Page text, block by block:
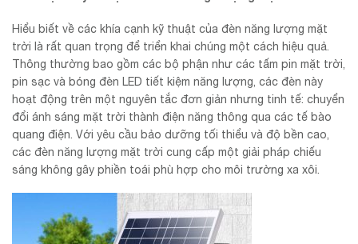
Hiểu biết về các khía cạnh kỹ thuật của đèn năng lượng mặt
trời là rất quan trọng để triển khai chúng một cách hiệu quả.
Thông thường bao gồm các bộ phận như các tấm pin mặt trời,
pin sạc và bóng đèn LED tiết kiệm năng lượng, các đèn này
hoạt động trên một nguyên tắc đơn giản nhưng tinh tế: chuyển
đổi ánh sáng mặt trời thành điện năng thông qua các tế bào
quang điện. Với yêu cầu bảo dưỡng tối thiểu và độ bền cao,
các đèn năng lượng mặt trời cung cấp một giải pháp chiếu
sáng không gây phiền toái phù hợp cho môi trường xa xôi.